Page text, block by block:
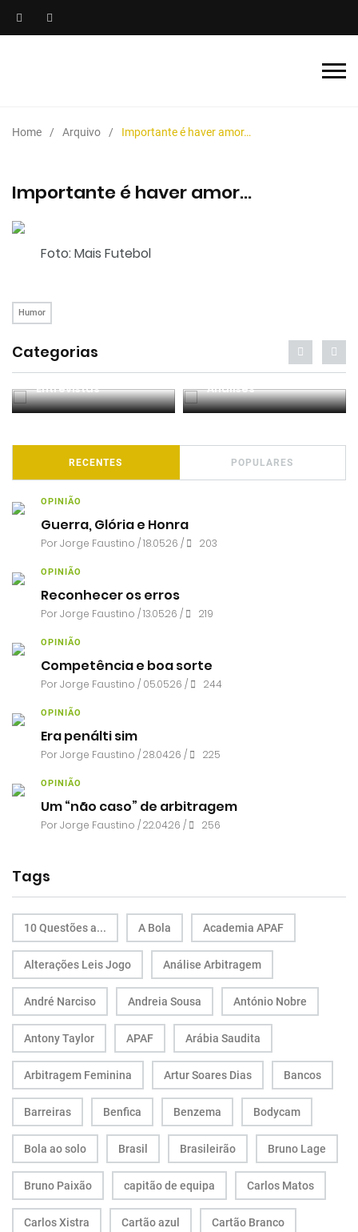
Home Arquivo Importante é haver amor…
Importante é haver amor…
Foto: Mais Futebol
Humor
Categorias
Entrevistas Análises
RECENTES POPULARES
OPINIÃO
Guerra, Glória e Honra
PorJorge Faustino / 18.05.26 / 203
OPINIÃO
Reconhecer os erros
PorJorge Faustino / 13.05.26 / 219
OPINIÃO
Competência e boa sorte
PorJorge Faustino / 05.05.26 / 244
OPINIÃO
Era penálti sim
PorJorge Faustino / 28.04.26 / 225
OPINIÃO
Um “não caso” de arbitragem
PorJorge Faustino / 22.04.26 / 256
Tags
10 Questões a... A Bola Academia APAF
Alterações Leis Jogo Análise Arbitragem
André Narciso Andreia Sousa António Nobre
Antony Taylor APAF Arábia Saudita
Arbitragem Feminina Artur Soares Dias Bancos
Barreiras Benfica Benzema Bodycam
Bola ao solo Brasil Brasileirão Bruno Lage
Bruno Paixão capitão de equipa Carlos Matos
Carlos Xistra Cartão azul Cartão Branco